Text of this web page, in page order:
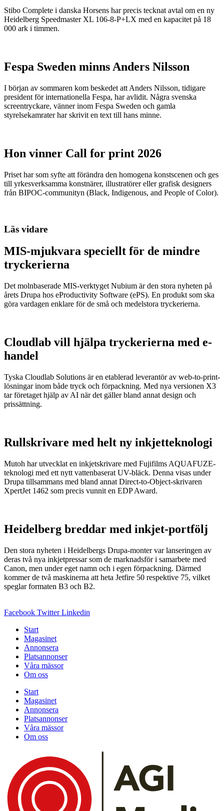
Stibo Complete i danska Horsens har precis tecknat avtal om en ny
Heidelberg Speedmaster XL 106-8-P+LX med en kapacitet på 18
000 ark i timmen.
Fespa Sweden minns Anders Nilsson
I början av sommaren kom beskedet att Anders Nilsson, tidigare
president för internationella Fespa, har avlidit. Några svenska
screentryckare, vänner inom Fespa Sweden och gamla
styrelsekamrater har skrivit en text till hans minne.
Hon vinner Call for print 2026
Priset har som syfte att förändra den homogena konstscenen och ges
till yrkesverksamma konstnärer, illustratörer eller grafisk designers
från BIPOC-communityn (Black, Indigenous, and People of Color).
Läs vidare
MIS-mjukvara speciellt för de mindre
tryckerierna
Det molnbaserade MIS-verktyget Nubium är den stora nyheten på
årets Drupa hos eProductivity Software (ePS). En produkt som ska
göra vardagen enklare för de små och medelstora tryckerierna.
Cloudlab vill hjälpa tryckerierna med e-
handel
Tyska Cloudlab Solutions är en etablerad leverantör av web-to-print-
lösningar inom både tryck och förpackning. Med nya versionen X3
tar företaget hjälp av AI när det gäller bland annat design och
prissättning.
Rullskrivare med helt ny inkjetteknologi
Mutoh har utvecklat en inkjetskrivare med Fujifilms AQUAFUZE-
teknologi med ett nytt vattenbaserat UV-bläck. Denna visas under
Drupa tillsammans med bland annat Direct-to-Object-skrivaren
XpertJet 1462 som precis vunnit en EDP Award.
Heidelberg breddar med inkjet-portfölj
Den stora nyheten i Heidelbergs Drupa-monter var lanseringen av
deras två nya inkjetpressar som de marknadsför i samarbete med
Canon, men under eget namn och i egen förpackning. Därmed
kommer de två maskinerna att heta Jetfire 50 respektive 75, vilket
speglar formaten B3 och B2.
Facebook Twitter Linkedin
Start
Magasinet
Annonsera
Platsannonser
Våra mässor
Om oss
Start
Magasinet
Annonsera
Platsannonser
Våra mässor
Om oss